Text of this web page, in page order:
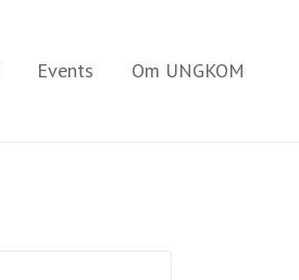
Events Om UNGKOM